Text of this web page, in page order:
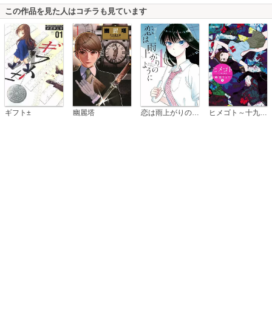
この作品を見た人はコチラも見ています
ギフト± 幽麗塔 恋は雨上がりのように ヒメゴト～十九歳の制服～